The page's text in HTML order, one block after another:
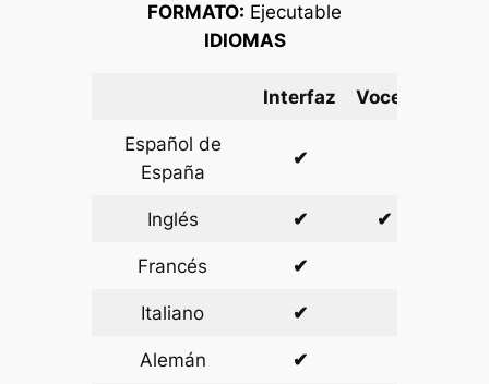
FORMATO: Ejecutable
IDIOMAS
Interfaz Voces
Español de
España
✔
Inglés ✔ ✔
Francés ✔
Italiano ✔
Alemán ✔